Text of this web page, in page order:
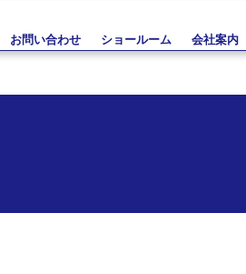
お問い合わせ ショールーム 会社案内